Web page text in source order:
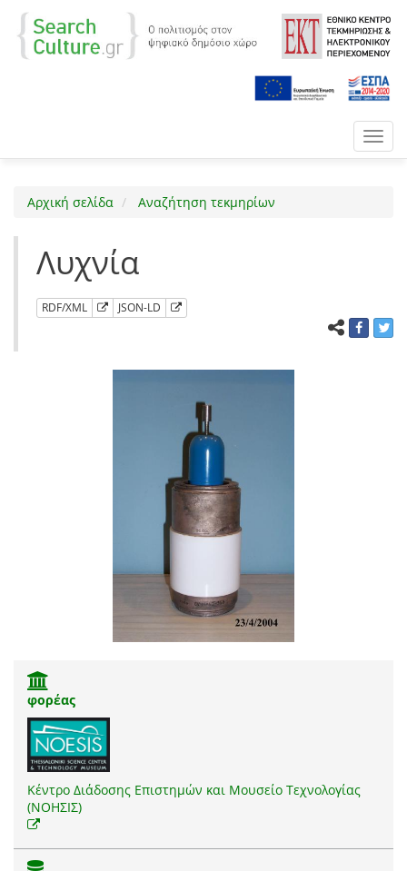
Αρχική σελίδα Αναζήτηση τεκμηρίων
Λυχνία
RDF/XML JSON-LD
φορέας
Κέντρο Διάδοσης Επιστημών και Μουσείο Τεχνολογίας
(ΝΟΗΣΙΣ)